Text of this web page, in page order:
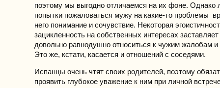
поэтому мы выгодно отличаемся на их фоне.
попытки пожаловаться мужу на какие-то проблемы
него понимание и сочувствие. Некоторая
зацикленность на собственных интересах
довольно равнодушно относиться к чужим жалобам и
Это же, кстати, касается и отношений с соседями.
Испанцы очень чтят своих родителей, поэтому
проявить глубокое уважение к ним при личной